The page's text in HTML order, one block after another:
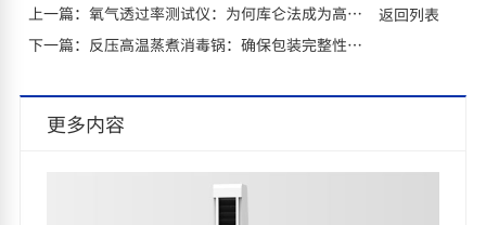
上一篇：氧气透过率测试仪：为何库仑法成为高精度包装检测的黄金标准？
下一篇： 反压高温蒸煮消毒锅：确保包装完整性与食品安全的终极考验
返回列表
更多内容